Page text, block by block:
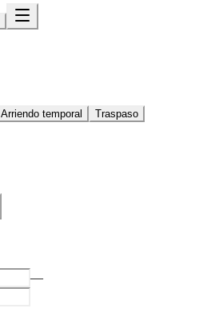
Arriendo temporal Traspaso
—